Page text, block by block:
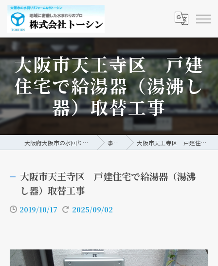
大阪市天王寺区 戸建
住宅で給湯器（湯沸し
器）取替工事
大阪府大阪市の水回りリフォームなら株式会社トーシン 事例/ブログ 大阪市天王寺区 戸建住宅で給湯器（湯沸し器）取替工事
大阪市天王寺区 戸建住宅で給湯器（湯沸
し器）取替工事
2019/10/17 2025/09/02